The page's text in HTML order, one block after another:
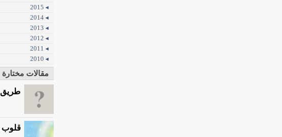
◂ 2015
◂ 2014
◂ 2013
◂ 2012
◂ 2011
◂ 2010
مقالات مختارة
طريق
قلوب